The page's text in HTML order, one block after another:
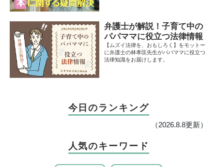
弁護士が解説！子育て中の
パパママに役立つ法律情報
【ムズイ法律を、おもしろく】をモットー
に弁護士の林孝匡先生がパパママに役立つ
法律知識をお届けします。
今日のランキング
（2026.8.8更新）
人気のキーワード